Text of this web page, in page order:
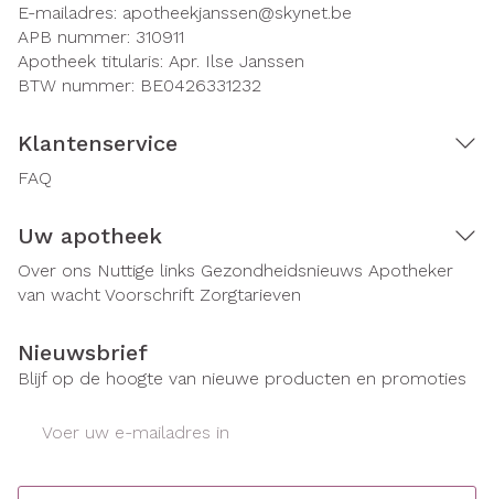
E-mailadres: apotheekjanssen@skynet.be
APB nummer: 310911
Apotheek titularis: Apr. Ilse Janssen
BTW nummer: BE0426331232
Klantenservice
FAQ
Uw apotheek
Over ons Nuttige links Gezondheidsnieuws Apotheker
van wacht Voorschrift Zorgtarieven
Nieuwsbrief
Blijf op de hoogte van nieuwe producten en promoties